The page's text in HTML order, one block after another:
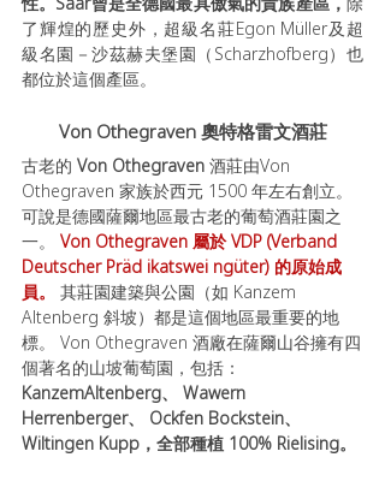
了輝煌的歷史外，超級名莊Egon Müller及超
級名園－沙茲赫夫堡園（Scharzhofberg）也
都位於這個產區。
Von Othegraven 奧特格雷文酒莊
古老的 Von Othegraven 酒莊由Von
Othegraven 家族於西元 1500 年左右創立。
可說是德國薩爾地區最古老的葡萄酒莊園之
一。 Von Othegraven 屬於 VDP (Verband
Deutscher Präd ikatswei ngüter) 的原始成
員。
其莊園建築與公園（如 Kanzem
Altenberg 斜坡）都是這個地區最重要的地
標。 Von Othegraven 酒廠在薩爾山谷擁有四
個著名的山坡葡萄園，包括：
KanzemAltenberg、 Wawern
Herrenberger、 Ockfen Bockstein、
Wiltingen Kupp，全部種植 100% Rielising。